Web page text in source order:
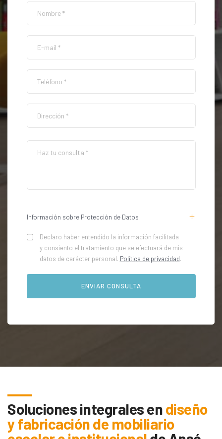
Información sobre Protección de Datos
Declaro haber entendido la información facilitada
y consiento el tratamiento que se efectuará de mis
datos de carácter personal. Política de privacidad.
Soluciones integrales endiseño
y fabricación de mobiliario